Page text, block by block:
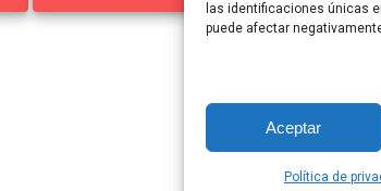
las identificaciones únicas
puede afectar
Aceptar
Política de
Materialis Theme